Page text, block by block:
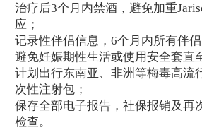
治疗后3个月内禁酒，避免加重
应；
记录性伴侣信息，6个月内所有伴
避免妊娠期性生活或使用安全套直
计划出行东南亚、非洲等梅毒高流
次性注射包；
保存全部电子报告，社保报销及再
检查。